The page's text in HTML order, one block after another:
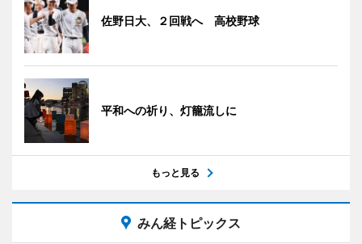
佐野日大、２回戦へ 高校野球
平和への祈り、灯籠流しに
もっと見る
みん経トピックス